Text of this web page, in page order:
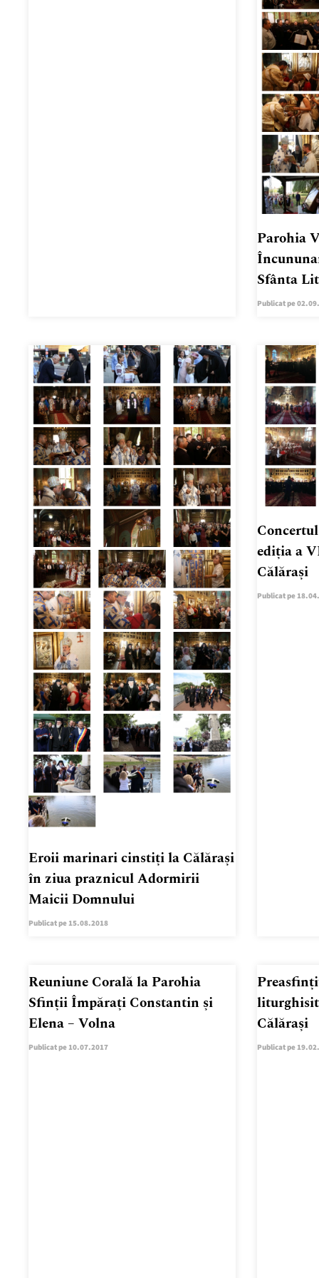
Parohia
Sfânta
Publicat pe
Eroii marinari cinstiți la Călărași
în ziua praznicul Adormirii
Maicii Domnului
Publicat pe 15.08.2018
ediția a
Călărași
Publicat pe
Reuniune Corală la Parohia
Sfinții Împărați Constantin și
Elena – Volna
Publicat pe 10.07.2017
Călărași
Publicat pe